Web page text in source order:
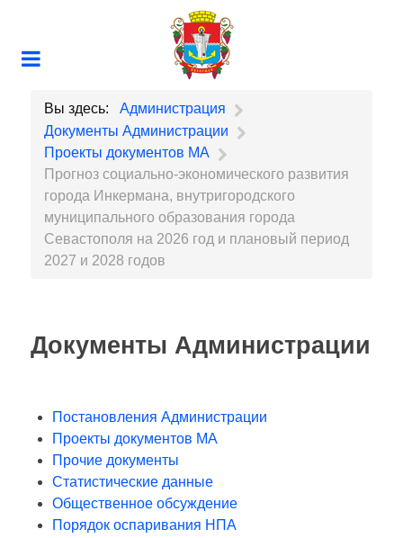
Вы здесь:
Администрация
Документы Администрации
Проекты документов МА
Прогноз социально-экономического развития
города Инкермана, внутригородского
муниципального образования города
Севастополя на 2026 год и плановый период
2027 и 2028 годов
Документы Администрации
Постановления Администрации
Проекты документов МА
Прочие документы
Статистические данные
Общественное обсуждение
Порядок оспаривания НПА